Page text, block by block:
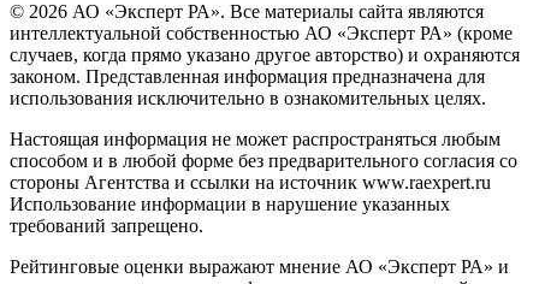
© 2026 АО «Эксперт РА». Все материалы сайта являются
интеллектуальной собственностью АО «Эксперт РА» (кроме
случаев, когда прямо указано другое авторство) и охраняются
законом. Представленная информация предназначена для
использования исключительно в ознакомительных целях.
Настоящая информация не может распространяться любым
способом и в любой форме без предварительного согласия со
стороны Агентства и ссылки на источник www.raexpert.ru
Использование информации в нарушение указанных
требований запрещено.
Рейтинговые оценки выражают мнение АО «Эксперт РА» и